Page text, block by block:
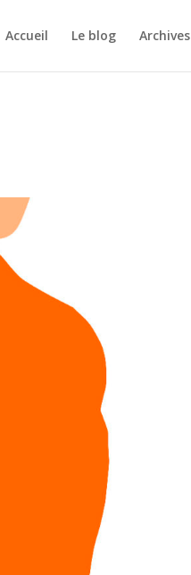
Accueil Le blog Archives